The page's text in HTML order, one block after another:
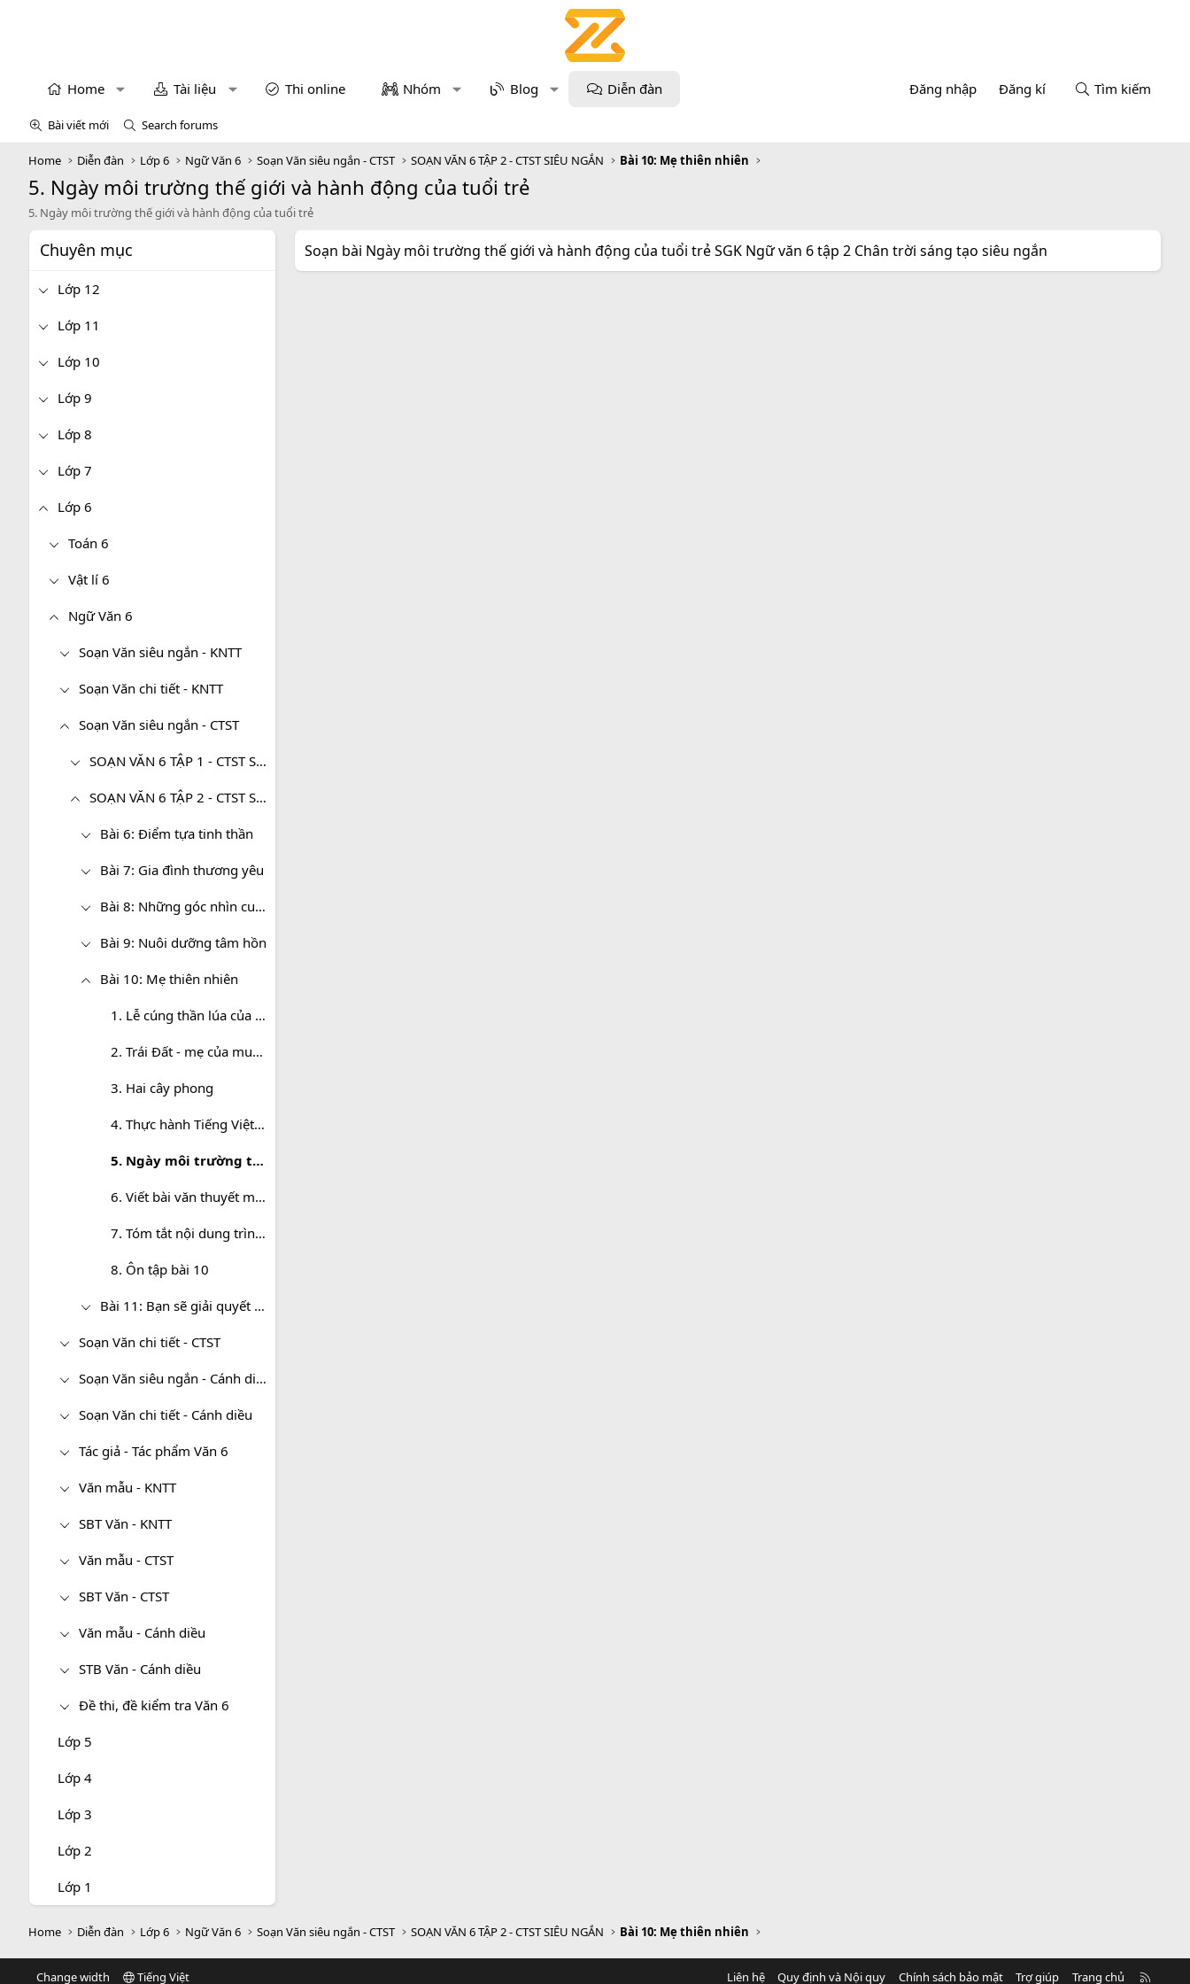
Home Tài liệu Thi online Nhóm Blog Diễn đàn Đăng nhập Đăng kí Tìm kiếm
Bài viết mới Search forums
Home Diễn đàn Lớp 6 Ngữ Văn 6 Soạn Văn siêu ngắn - CTST SOẠN VĂN 6 TẬP 2 - CTST SIÊU NGẮN Bài 10: Mẹ thiên nhiên
5. Ngày môi trường thế giới và hành động của tuổi trẻ
5. Ngày môi trường thế giới và hành động của tuổi trẻ
Chuyên mục
Lớp 12
Lớp 11
Lớp 10
Lớp 9
Lớp 8
Lớp 7
Lớp 6
Toán 6
Vật lí 6
Ngữ Văn 6
Soạn Văn siêu ngắn - KNTT
Soạn Văn chi tiết - KNTT
Soạn Văn siêu ngắn - CTST
SOẠN VĂN 6 TẬP 1 - CTST SIÊU NGẮN
SOẠN VĂN 6 TẬP 2 - CTST SIÊU NGẮN
Bài 6: Điểm tựa tinh thần
Bài 7: Gia đình thương yêu
Bài 8: Những góc nhìn cuộc sống
Bài 9: Nuôi dưỡng tâm hồn
Bài 10: Mẹ thiên nhiên
1. Lễ cúng thần lúa của người Chơ-ro
2. Trái Đất - mẹ của muôn loài
3. Hai cây phong
4. Thực hành Tiếng Việt bài 10
5. Ngày môi trường thế giới và hành động của tuổi trẻ
6. Viết bài văn thuyết minh lại một sự kiện
7. Tóm tắt nội dung trình bày của người khác
8. Ôn tập bài 10
Bài 11: Bạn sẽ giải quyết việc này như thế nào
Soạn Văn chi tiết - CTST
Soạn Văn siêu ngắn - Cánh diều
Soạn Văn chi tiết - Cánh diều
Tác giả - Tác phẩm Văn 6
Văn mẫu - KNTT
SBT Văn - KNTT
Văn mẫu - CTST
SBT Văn - CTST
Văn mẫu - Cánh diều
STB Văn - Cánh diều
Đề thi, đề kiểm tra Văn 6
Lớp 5
Lớp 4
Lớp 3
Lớp 2
Lớp 1
Soạn bài Ngày môi trường thế giới và hành động của tuổi trẻ SGK Ngữ văn 6 tập 2 Chân trời sáng tạo siêu ngắn
Home Diễn đàn Lớp 6 Ngữ Văn 6 Soạn Văn siêu ngắn - CTST SOẠN VĂN 6 TẬP 2 - CTST SIÊU NGẮN Bài 10: Mẹ thiên nhiên
Change width Tiếng Việt Liên hệ Quy định và Nội quy Chính sách bảo mật Trợ giúp Trang chủ